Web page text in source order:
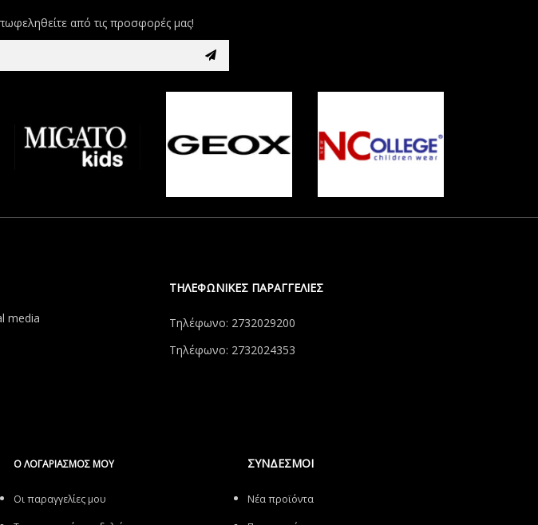
από τις προσφορές μας!
media
ΤΗΛΕΦΩΝΙΚΕΣ ΠΑΡΑΓΓΕΛΙΕΣ
Τηλέφωνο: 2732029200
Τηλέφωνο: 2732024353
Ο ΛΟΓΑΡΙΑΣΜΌΣ ΜΟΥ
Οι παραγγελίες μου
ΣΥΝΔΕΣΜΟΙ
Νέα προϊόντα